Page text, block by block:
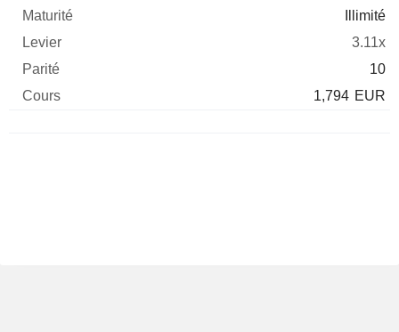
Illimité
3.11x
10
1,794 EUR